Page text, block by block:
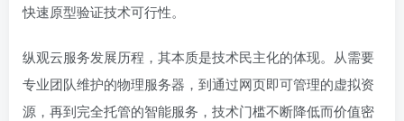
快速原型验证技术可行性。
纵观云服务发展历程，其本质是技术民主化的体现。从需要
专业团队维护的物理服务器，到通过网页即可管理的虚拟资
源，再到完全托管的智能服务，技术门槛不断降低而价值密